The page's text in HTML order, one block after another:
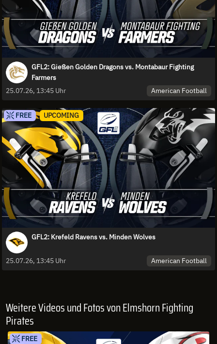
GFL2: Gießen Golden Dragons vs. Montabaur Fighting
Farmers
25.07.26, 13:45 Uhr
American Football
FREE UPCOMING
GFL2: Krefeld Ravens vs. Minden Wolves
25.07.26, 13:45 Uhr American Football
Weitere Videos und Fotos von Elmshorn Fighting
Pirates
FREE